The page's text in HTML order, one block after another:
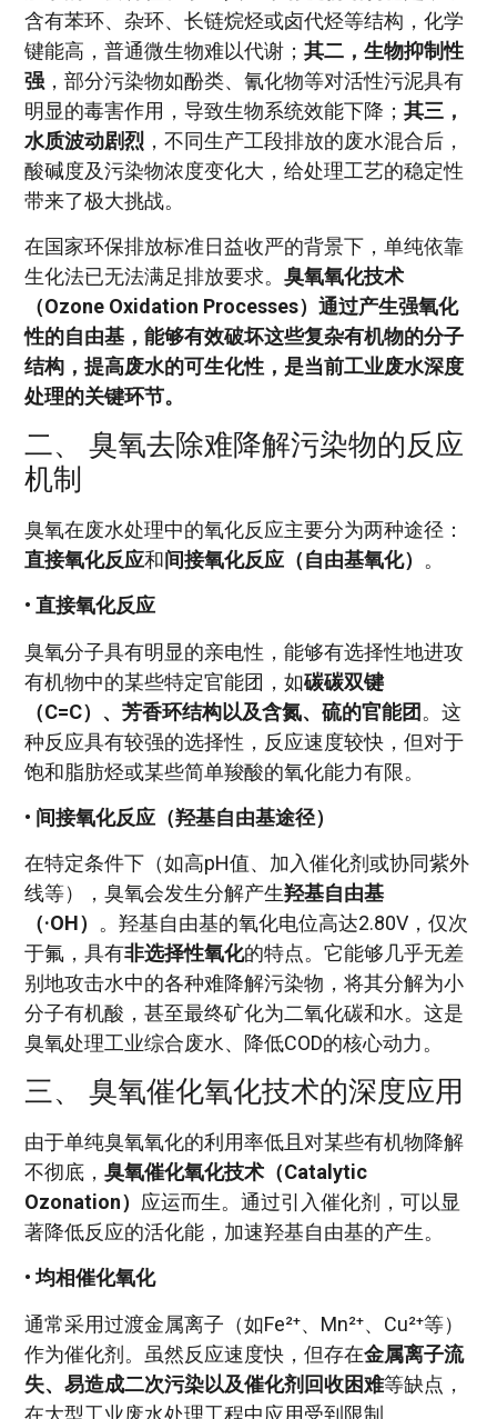
含有苯环、杂环、长链烷烃或卤代烃等结构，化学
键能高，普通微生物难以代谢； 其二，生物抑制性
强 ，部分污染物如酚类、氰化物等对活性污泥具有
明显的毒害作用，导致生物系统效能下降； 其三，
水质波动剧烈 ，不同生产工段排放的废水混合后，
酸碱度及污染物浓度变化大，给处理工艺的稳定性
带来了极大挑战。
在国家环保排放标准日益收严的背景下，单纯依靠
生化法已无法满足排放要求。 臭氧氧化技术
（Ozone Oxidation Processes）通过产生强氧化
性的自由基，能够有效破坏这些复杂有机物的分子
结构，提高废水的可生化性，是当前工业废水深度
处理的关键环节。
二、 臭氧去除难降解污染物的反应
机制
臭氧在废水处理中的氧化反应主要分为两种途径：
直接氧化反应和间接氧化反应（自由基氧化） 。
• 直接氧化反应
臭氧分子具有明显的亲电性，能够有选择性地进攻
有机物中的某些特定官能团，如碳碳双键
（C=C）、芳香环结构以及含氮、硫的官能团。这
种反应具有较强的选择性，反应速度较快，但对于
饱和脂肪烃或某些简单羧酸的氧化能力有限。
• 间接氧化反应（羟基自由基途径）
在特定条件下（如高pH值、加入催化剂或协同紫外
线等），臭氧会发生分解产生羟基自由基
（·OH） 。羟基自由基的氧化电位高达2.80V，仅次
于氟，具有非选择性氧化的特点。它能够几乎无差
别地攻击水中的各种难降解污染物，将其分解为小
分子有机酸，甚至最终矿化为二氧化碳和水。这是
臭氧处理工业综合废水、降低COD的核心动力。
三、 臭氧催化氧化技术的深度应用
由于单纯臭氧氧化的利用率低且对某些有机物降解
不彻底， 臭氧催化氧化技术（Catalytic
Ozonation） 应运而生。通过引入催化剂，可以显
著降低反应的活化能，加速羟基自由基的产生。
•均相催化氧化
通常采用过渡金属离子（如Fe²⁺、Mn²⁺、Cu²⁺等）
作为催化剂。虽然反应速度快，但存在金属离子流
失、易造成二次污染以及催化剂回收困难等缺点，
在大型工业废水处理工程中应用受到限制。